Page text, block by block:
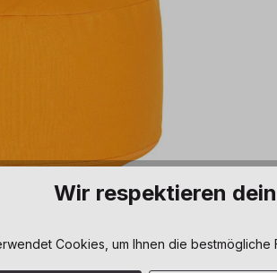
Wir respektieren
Cookies, um Ihnen die bestmögliche